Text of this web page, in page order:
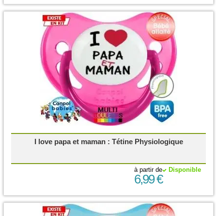
I love papa et maman : Tétine Physiologique
Disponible
à partir de
6,99 €